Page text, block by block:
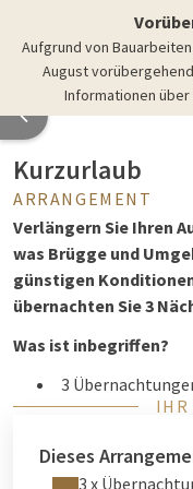
Aufgrund von
August
Informationen
Kurzurlaub
ARRANGEMENT
Verlängern Sie Ihren
was Brügge und
günstigen
übernachten Sie 3
Was ist inbegriffen?
3
Reichhaltiges
Zugang zu den
IHR
Dieses
3 x